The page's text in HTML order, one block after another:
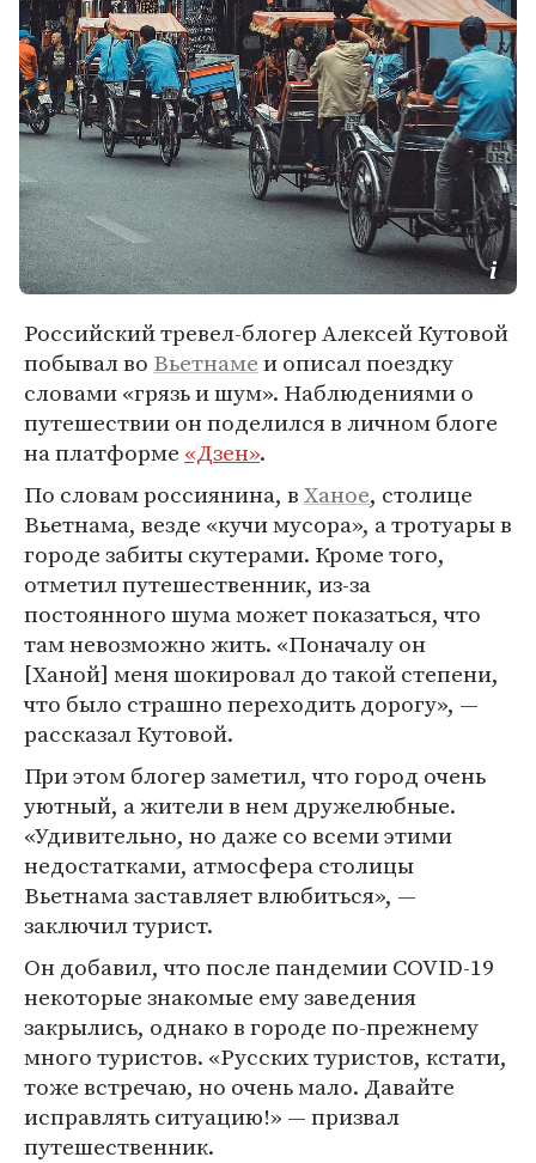
Российский тревел-блогер Алексей Кутовой
побывал во Вьетнамеи описал поездку
словами «грязь и шум». Наблюдениями о
путешествии он поделился в личном блоге
на платформе «Дзен».
По словам россиянина, вХаное, столице
Вьетнама, везде «кучи мусора», а тротуары в
городе забиты скутерами. Кроме того,
отметил путешественник, из-за
постоянного шума может показаться, что
там невозможно жить. «Поначалу он
[Ханой] меня шокировал до такой степени,
что было страшно переходить дорогу», —
рассказал Кутовой.
При этом блогер заметил, что город очень
уютный, а жители в нем дружелюбные.
«Удивительно, но даже со всеми этими
недостатками, атмосфера столицы
Вьетнама заставляет влюбиться», —
заключил турист.
Он добавил, что после пандемии COVID-19
некоторые знакомые ему заведения
закрылись, однако в городе по-прежнему
много туристов. «Русских туристов, кстати,
тоже встречаю, но очень мало. Давайте
исправлять ситуацию!» — призвал
путешественник.